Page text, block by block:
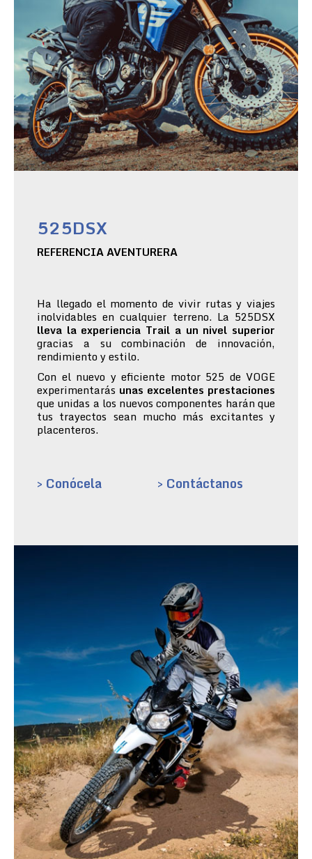
525DSX
REFERENCIA AVENTURERA
Ha llegado el momento de vivir rutas y viajes
inolvidables en cualquier terreno. La 525DSX
lleva la experiencia Trail a un nivel superior
gracias a su combinación de innovación,
rendimiento y estilo.
Con el nuevo y eficiente motor 525 de VOGE
experimentarás unas excelentes prestaciones
que unidas a los nuevos componentes harán que
tus trayectos sean mucho más excitantes y
placenteros.
> Conócela > Contáctanos